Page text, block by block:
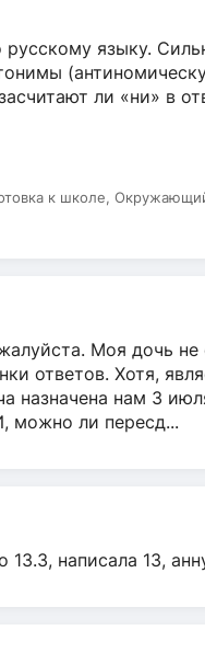
языку.
ли «ни» в
к школе,
Моя дочь не
ответов. Хотя,
назначена нам 3
можно ли пересд...
написала 13,